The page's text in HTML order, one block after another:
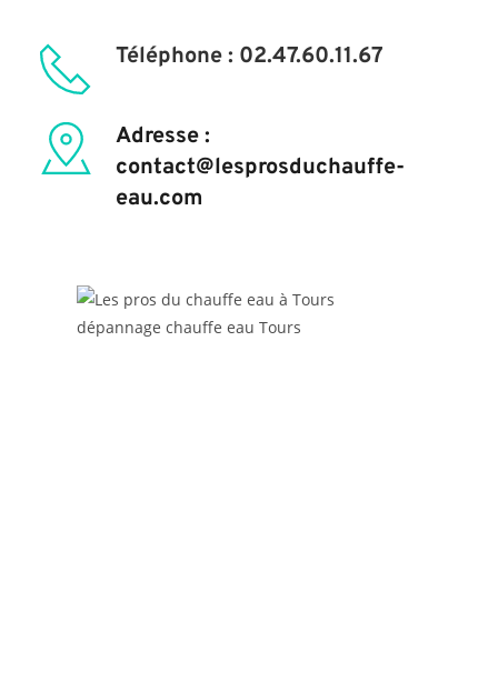
Téléphone : 02.47.60.11.67
Adresse :
contact@lesprosduchauffe-
eau.com